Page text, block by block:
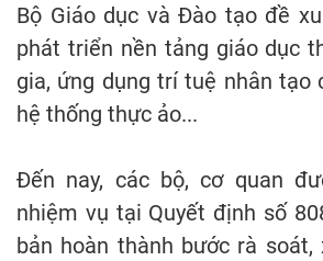
Bộ Giáo dục và Đào tạo đề
phát triển nền tảng giáo dục
gia, ứng dụng trí tuệ nhân tạo
hệ thống thực ảo...
Đến nay, các bộ, cơ quan
nhiệm vụ tại Quyết định số
bản hoàn thành bước rà soát,